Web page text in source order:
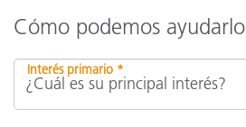
Cómo podemos ayudarlo
Interés primario *